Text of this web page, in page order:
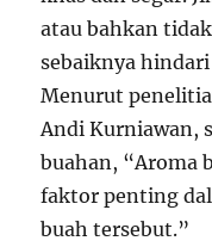
atau bahkan
sebaiknya
Menurut
Andi Kurniawan,
buahan, “Aroma
faktor penting
buah tersebut.”